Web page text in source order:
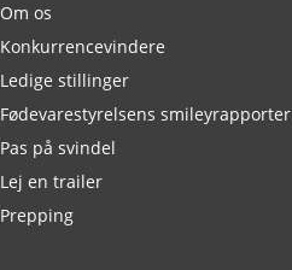
Om os
Konkurrencevindere
Ledige stillinger
Fødevarestyrelsens smileyrapporter
Pas på svindel
Lej en trailer
Prepping